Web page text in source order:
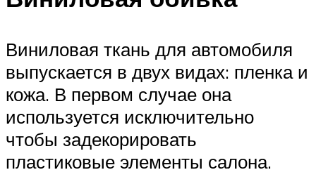
Виниловая ткань для автомобиля
выпускается в двух видах: пленка и
кожа. В первом случае она
используется исключительно
чтобы задекорировать
пластиковые элементы салона.